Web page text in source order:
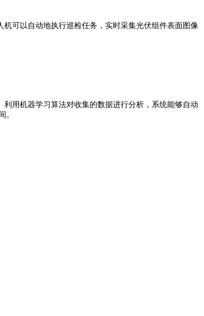
可以自动地执行巡检任务，实时采集光伏组件表面图像
用机器学习算法对收集的数据进行分析，系统能够自动
。